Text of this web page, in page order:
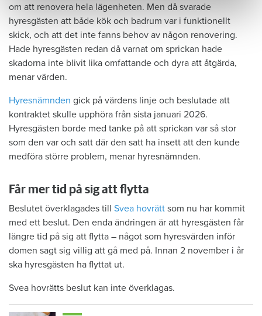
om att renovera hela lägenheten. Men då svarade
hyresgästen att både kök och badrum var i funktionellt
skick, och att det inte fanns behov av någon renovering.
Hade hyresgästen redan då varnat om sprickan hade
skadorna inte blivit lika omfattande och dyra att åtgärda,
menar värden.
Hyresnämnden gick på värdens linje och beslutade att
kontraktet skulle upphöra från sista januari 2026.
Hyresgästen borde med tanke på att sprickan var så stor
som den var och satt där den satt ha insett att den kunde
medföra större problem, menar hyresnämnden.
Får mer tid på sig att flytta
Beslutet överklagades till Svea hovrätt som nu har kommit
med ett beslut. Den enda ändringen är att hyresgästen får
längre tid på sig att flytta – något som hyresvärden inför
domen sagt sig villig att gå med på. Innan 2 november i år
ska hyresgästen ha flyttat ut.
Svea hovrätts beslut kan inte överklagas.